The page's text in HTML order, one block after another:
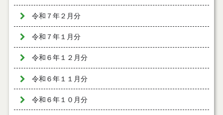
令和７年２月分
令和７年１月分
令和６年１２月分
令和６年１１月分
令和６年１０月分